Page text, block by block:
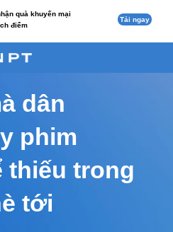
quà khuyến mại
điểm
Tải ngay
dân
phim
thiếu trong
tới